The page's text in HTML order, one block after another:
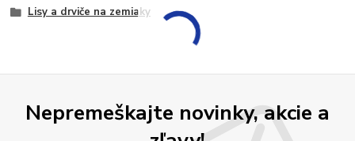
Lisy a drviče na zemiaky
Nepremeškajte novinky, akcie a